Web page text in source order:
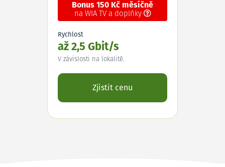
Bonus 150 Kč měsíčně
na WIA TV a doplňky
Rychlost
až 2,5 Gbit/s
V závislosti na lokalitě.
Zjistit cenu